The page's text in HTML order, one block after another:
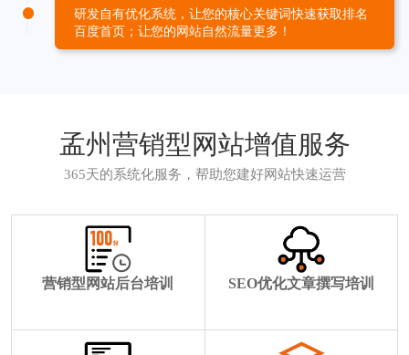
研发自有优化系统，让您的核心关键词快速获取排名
百度首页；让您的网站自然流量更多！
孟州营销型网站增值服务
365天的系统化服务，帮助您建好网站快速运营
营销型网站后台培训 SEO优化文章撰写培训